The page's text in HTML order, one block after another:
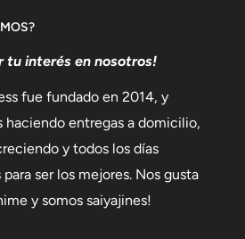
tu interés en nosotros!
fue fundado en 2014, y
haciendo entregas a domicilio,
y todos los días
ser los mejores. Nos gusta
y somos saiyajines!